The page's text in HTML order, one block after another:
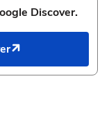
Discover.